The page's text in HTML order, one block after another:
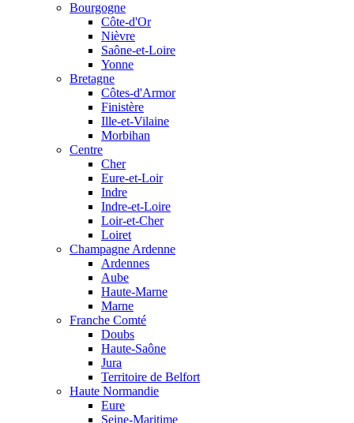
Bourgogne
Côte-d'Or
Nièvre
Saône-et-Loire
Yonne
Bretagne
Côtes-d'Armor
Finistère
Ille-et-Vilaine
Morbihan
Centre
Cher
Eure-et-Loir
Indre
Indre-et-Loire
Loir-et-Cher
Loiret
Champagne Ardenne
Ardennes
Aube
Haute-Marne
Marne
Franche Comté
Doubs
Haute-Saône
Jura
Territoire de Belfort
Haute Normandie
Eure
Seine-Maritime